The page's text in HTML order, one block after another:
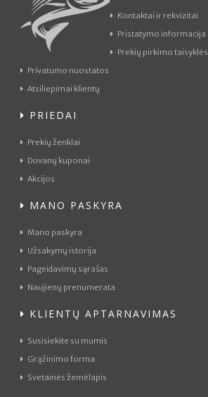
Kontaktai ir rekvizitai
Pristatymo informacija
Prekių pirkimo taisyklės
Privatumo nuostatos
Atsiliepimai klientų
PRIEDAI
Prekių ženklai
Dovanų kuponai
Akcijos
MANO PASKYRA
Mano paskyra
Užsakymų istorija
Pageidavimų sąrašas
Naujienų prenumerata
KLIENTŲ APTARNAVIMAS
Susisiekite su mumis
Grąžinimo forma
Svetainės žemėlapis